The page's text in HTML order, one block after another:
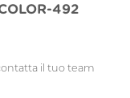
492
il tuo team